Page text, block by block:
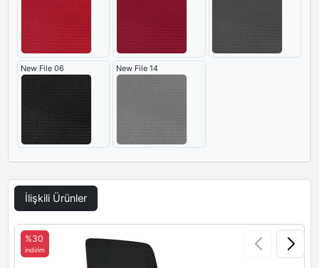
New File 06 New File 14
İlişkili Ürünler
%30
indirim